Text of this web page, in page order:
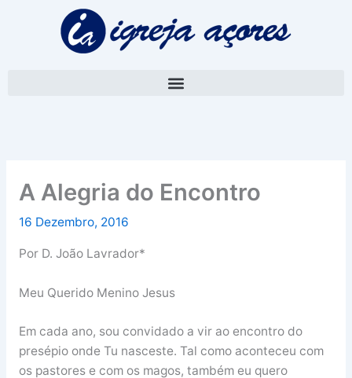
A Alegria do Encontro
16 Dezembro, 2016
Por D. João Lavrador*
Meu Querido Menino Jesus
Em cada ano, sou convidado a vir ao encontro do
presépio onde Tu nasceste. Tal como aconteceu com
os pastores e com os magos, também eu quero